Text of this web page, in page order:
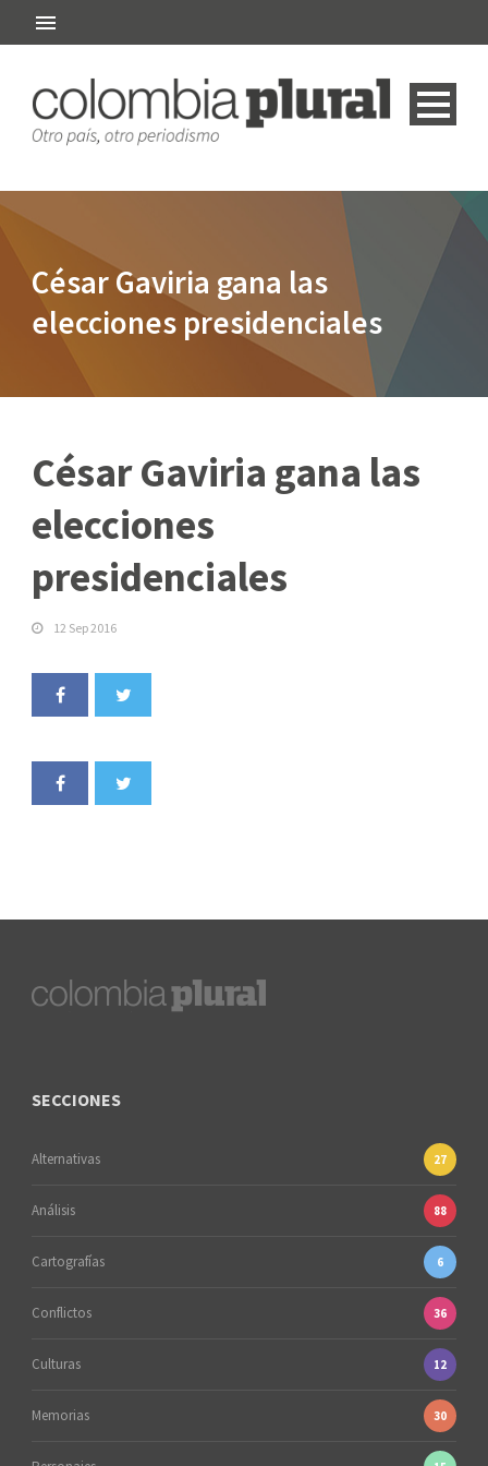
César Gaviria gana las
elecciones presidenciales
César Gaviria gana las
elecciones
presidenciales
12 Sep 2016
SECCIONES
Alternativas 27
Análisis 88
Cartografías 6
Conflictos 36
Culturas 12
Memorias 30